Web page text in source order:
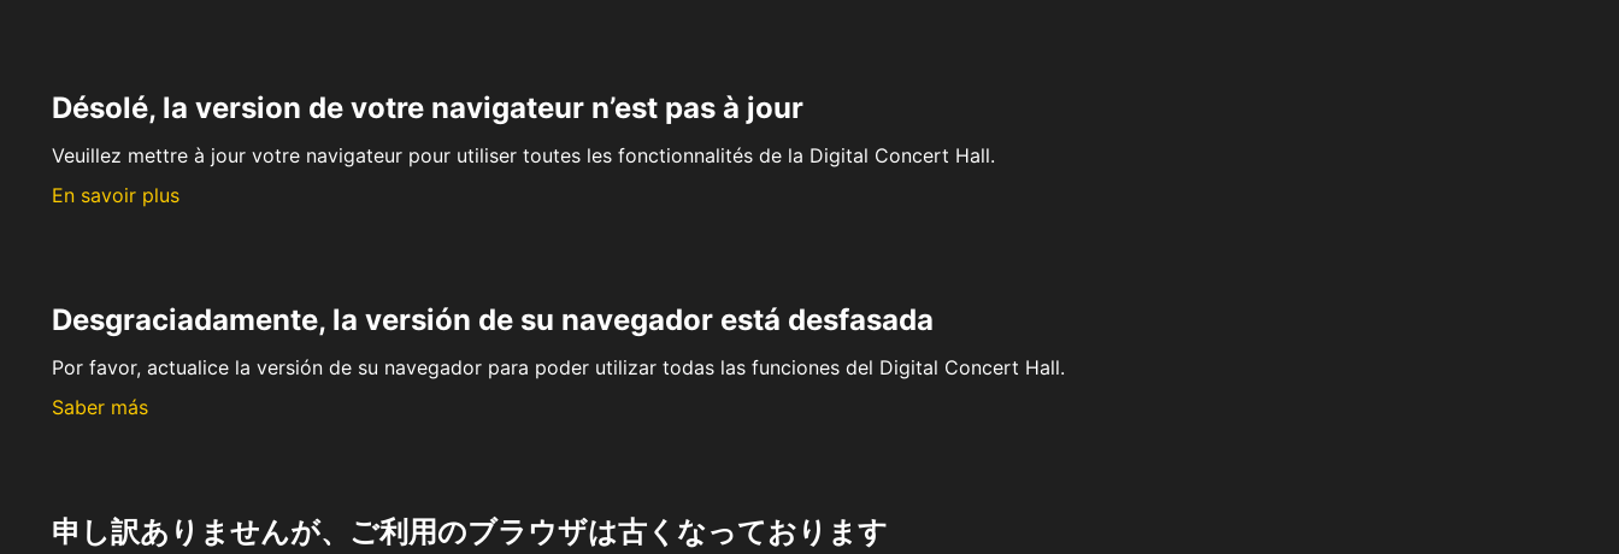
Désolé, la version de votre navigateur n’est pas à jour
Veuillez mettre à jour votre navigateur pour utiliser toutes les fonctionnalités de la Digital Concert Hall.
En savoir plus
Desgraciadamente, la versión de su navegador está desfasada
Por favor, actualice la versión de su navegador para poder utilizar todas las funciones del Digital Concert Hall.
Saber más
申し訳ありませんが、ご利用のブラウザは古くなっております